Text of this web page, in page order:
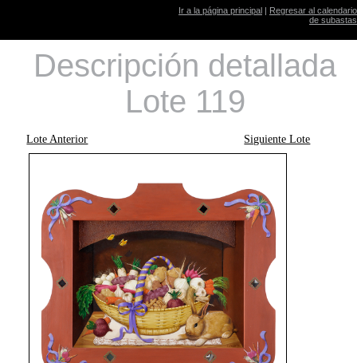
Ir a la página principal | Regresar al calendario
de subastas
Descripción detallada
Lote 119
Lote Anterior Siguiente Lote